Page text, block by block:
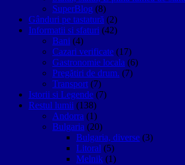
SuperBlog (8)
Gânduri pe tastatură (2)
Informatii si sfaturi (42)
Bani (4)
Cazari verificate (17)
Gastronomie locala (6)
Pregătiri de drum. (7)
Transport (7)
Istorii si Legende (7)
Restul lumii (138)
Andorra (1)
Bulgaria (20)
Bulgaria, diverse (3)
Litoral (5)
Melnik (1)